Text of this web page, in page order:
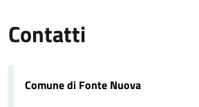
Contatti
Comune di Fonte Nuova